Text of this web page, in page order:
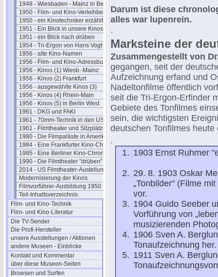
1948 - Wiesbaden - Mainz in Berlin
1950 - Film- und Kino-Verleihbezirke
1950 - ein Kinotechniker erzählt
1951 - Ein Blick in unsere Kinos
1951 - ein Blick nach drüben
1954 - Tri-Ergon von Hans Vogt
1956 - alte Kino-Namen
1956 - Film- und Kino-Adressbuch 57
1956 - Kinos (1) Wiesb.-Mainz
1956 - Kinos (2) Frankfurt
1956 - ausgewählte Kinos (3)
1956 - Kinos (4) Rhein-Main
1956 - Kinos (5) in Berlin West
1961 - DKG und FAKI
1961 - 70mm-Technik in den USA
1961 - Filmtheater und Sitzplätze
1980 - Die Filmpaläste in Amerika
1984 - Eine Frankfurter Kino-Chronik
1985 - Eine Berliner Kino-Chronik
1990 - Die Filmtheater "drüben"
2014 - US Filmtheater-Austellung
Modernisierung der Kinos
Filmvorführer-Ausbildung 1950
Teil-Inhaltsverzeichnis
Film- und Kino-Technik
Film- und Kino-Literatur
Die TV-Sender
Die Profi-Hersteller
unsere Ausstellungen / Aktionen
andere Museen - Einblicke
Kontakt und Kommentar
über diese Museen-Seiten
Browsen und Surfen
Darum ist diese
alles war lupenrein.
.
Marksteine der
Zusammengestellt von
gegangen, seit der
Aufzeichnung erfand und
Nadeltonfilme öffentlich
seit die Tri-Ergon-Erfinder
Gebiete des Tonfilmes
sein, die wichtigsten
deutschen Tonfilmes
.
1903 Ernst Ruhmer
29. 8. 1903 Oskar
„Tonbilder" (Filme
vor.
1904 Guido Seeber
Vorführung von
musizierenden
1906 Sven A.
Tonaufzeichnung her.
1911 Sven A.